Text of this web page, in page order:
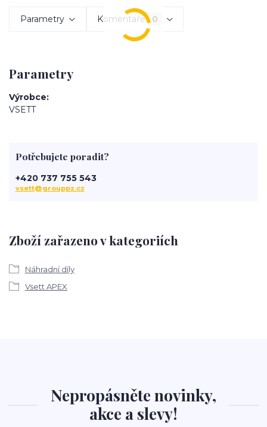
Parametry Komentáře 0
Parametry
Výrobce
VSETT
Zboží zařazeno v kategoriích
Náhradní díly
Vsett APEX
Potřebujete poradit?
+420 737 755 543
vsett@grouppz.cz
Nepropásněte novinky,
akce a slevy!